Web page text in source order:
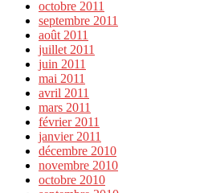
octobre 2011
septembre 2011
août 2011
juillet 2011
juin 2011
mai 2011
avril 2011
mars 2011
février 2011
janvier 2011
décembre 2010
novembre 2010
octobre 2010